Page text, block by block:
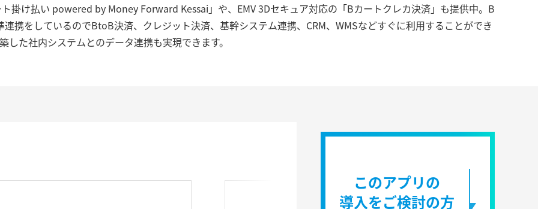
掛け払い powered by Money Forward Kessai」や、EMV 3Dセキュア対応の「Bカートクレカ決済」も提供中。B
携をしているのでBtoB決済、クレジット決済、基幹システム連携、CRM、WMSなどすぐに利用することができ
た社内システムとのデータ連携も実現できます。
このアプリの
導入をご検討の方